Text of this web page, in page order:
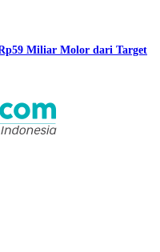
Miliar Molor dari Target